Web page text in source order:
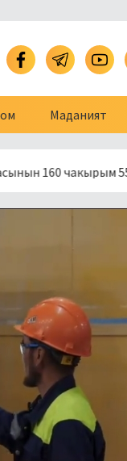
Маданият
558 метр